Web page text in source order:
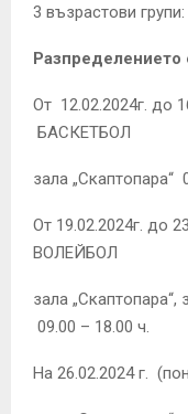
3 възрастови
Разпределението
От 12.02.2024г. до
БАСКЕТБОЛ
зала „Скаптопара“
От 19.02.2024г. до
ВОЛЕЙБОЛ
зала „Скаптопара“,
09.00 – 18.00 ч.
На 26.02.2024 г.